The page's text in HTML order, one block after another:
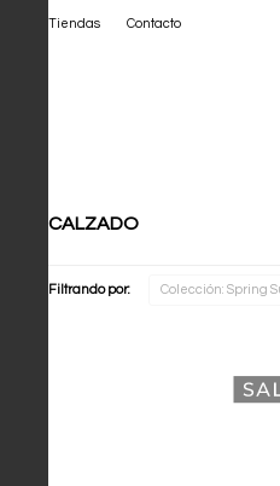
Tiendas Contacto
CALZADO
Filtrando por: Colección: Spring